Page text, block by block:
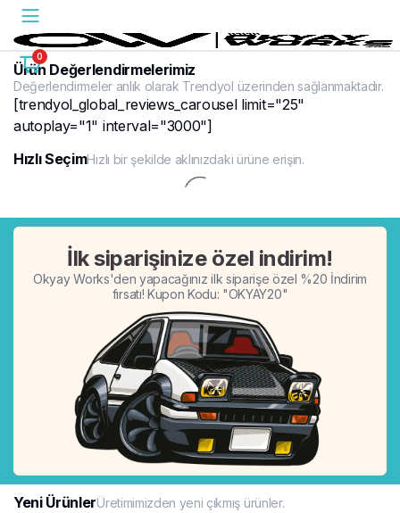
0
Ürün Değerlendirmelerimiz
Değerlendirmeler anlık olarak Trendyol üzerinden sağlanmaktadır.
[trendyol_global_reviews_carousel limit="25"
autoplay="1" interval="3000"]
Hızlı SeçimHızlı bir şekilde aklınızdaki ürüne erişin.
İlk siparişinize özel indirim!
Okyay Works'den yapacağınız ilk siparişe özel %20 İndirim
fırsatı! Kupon Kodu: "OKYAY20"
%20
Yeni ÜrünlerÜretimimizden yeni çıkmış ürünler.